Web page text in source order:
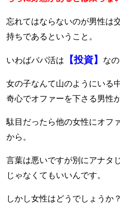
忘れてはならないのが男性は
持ちであるということ。
いわばパパ活は 【投資】 なの
女の子なんて山のようにいる
奇心でオファーを下さる男性
駄目だったら他の女性にオフ
から。
言葉は悪いですが別にアナタ
じゃなくてもいいんです。
しかし女性はどうでしょうか？